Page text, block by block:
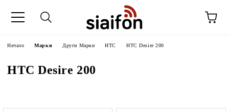
Начало Марки Други Марки HTC HTC Desire 200
HTC Desire 200